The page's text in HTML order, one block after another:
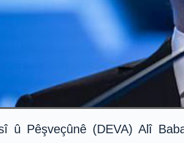
û Pêşveçûnê (DEVA) Alî